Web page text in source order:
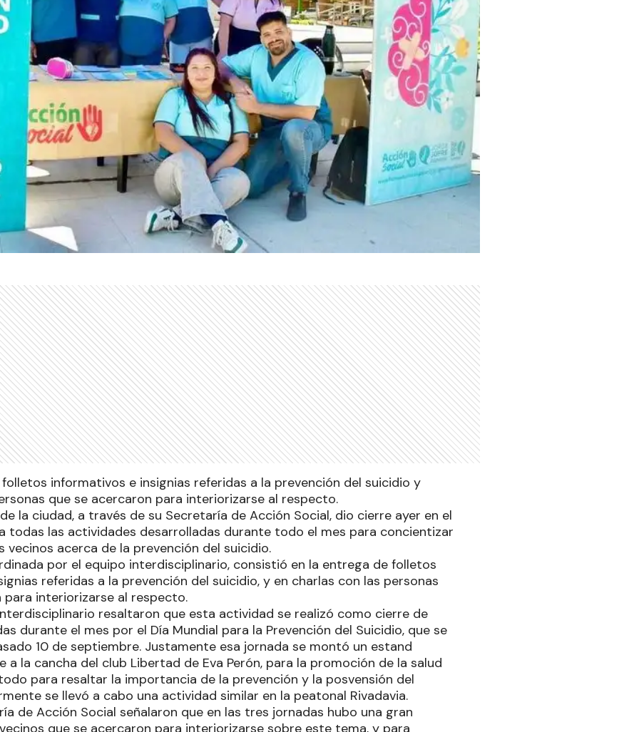
informativos e insignias referidas a la prevención del suicidio y
que se acercaron para interiorizarse al respecto.
la ciudad, a través de su Secretaría de Acción Social, dio cierre ayer en el
todas las actividades desarrolladas durante todo el mes para concientizar
vecinos acerca de la prevención del suicidio.
por el equipo interdisciplinario, consistió en la entrega de folletos
referidas a la prevención del suicidio, y en charlas con las personas
para interiorizarse al respecto.
resaltaron que esta actividad se realizó como cierre de
durante el mes por el Día Mundial para la Prevención del Suicidio, que se
10 de septiembre. Justamente esa jornada se montó un estand
la cancha del club Libertad de Eva Perón, para la promoción de la salud
para resaltar la importancia de la prevención y la posvensión del
se llevó a cabo una actividad similar en la peatonal Rivadavia.
de Acción Social señalaron que en las tres jornadas hubo una gran
que se acercaron para interiorizarse sobre este tema, y para